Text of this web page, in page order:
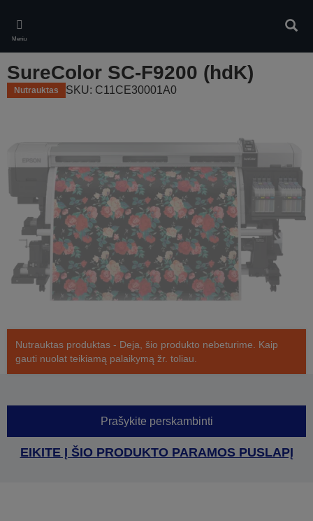
main
content
Meniu
SureColor SC-F9200 (hdK)
Nutrauktas SKU: C11CE30001A0
Nutrauktas produktas - Deja, šio produkto nebeturime. Kaip
gauti nuolat teikiamą palaikymą žr. toliau.
Prašykite perskambinti
EIKITE Į ŠIO PRODUKTO PARAMOS PUSLAPĮ